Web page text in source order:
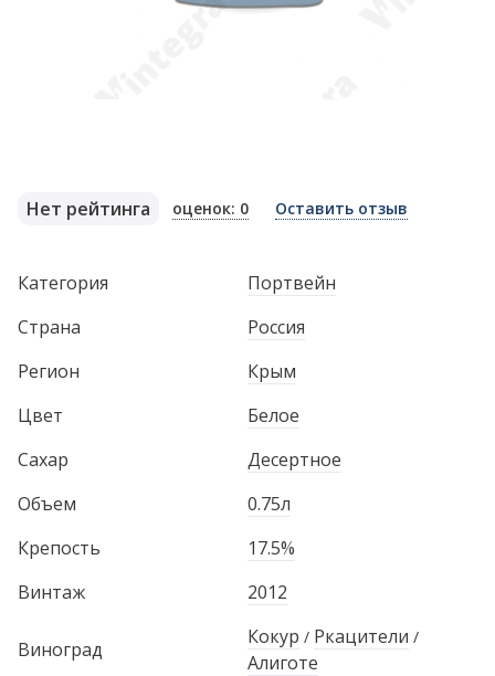
Нет рейтинга оценок: 0 Оставить отзыв
Категория
Портвейн
Страна
Россия
Регион
Крым
Цвет
Белое
Сахар
Десертное
Объем
0.75л
Крепость
17.5%
Винтаж
2012
Виноград
Кокур / Ркацители /
Алиготе